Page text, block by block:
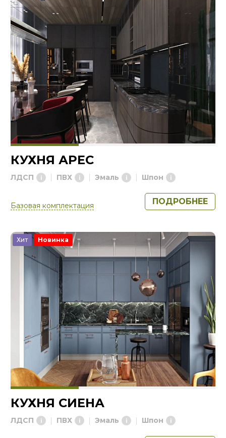
КУХНЯ АРЕС
ЛДСП ПВХ Эмаль Шпон
Базовая комплектация ПОДРОБНЕЕ
Хит Новинка
КУХНЯ СИЕНА
ЛДСП ПВХ Эмаль Шпон